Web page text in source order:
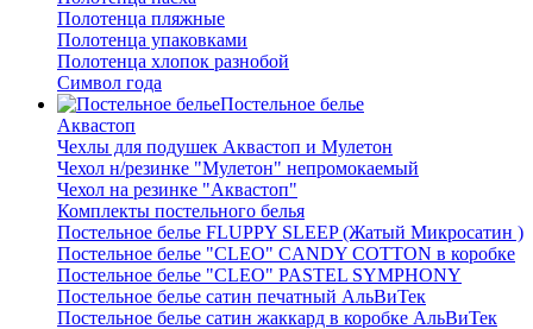
Полотенца пляжные
Полотенца упаковками
Полотенца хлопок разнобой
Символ года
Постельное белье
Аквастоп
Чехлы для подушек Аквастоп и Мулетон
Чехол н/резинке "Мулетон" непромокаемый
Чехол на резинке "Аквастоп"
Комплекты постельного белья
Постельное белье FLUPPY SLEEP (Жатый Микросатин )
Постельное белье "CLEO" CANDY COTTON в коробке
Постельное белье "CLEO" PASTEL SYMPHONY
Постельное белье сатин печатный АльВиТек
Постельное белье сатин жаккард в коробке АльВиТек